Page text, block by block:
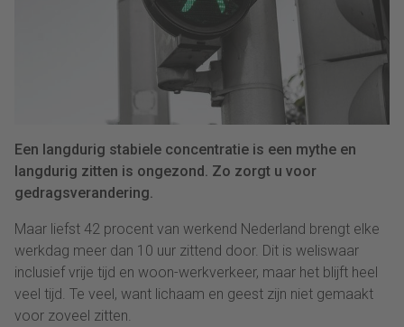
Een langdurig stabiele concentratie is een mythe en
langdurig zitten is ongezond. Zo zorgt u voor
gedragsverandering.
Maar liefst 42 procent van werkend Nederland brengt elke
werkdag meer dan 10 uur zittend door. Dit is weliswaar
inclusief vrije tijd en woon-werkverkeer, maar het blijft heel
veel tijd. Te veel, want lichaam en geest zijn niet gemaakt
voor zoveel zitten.